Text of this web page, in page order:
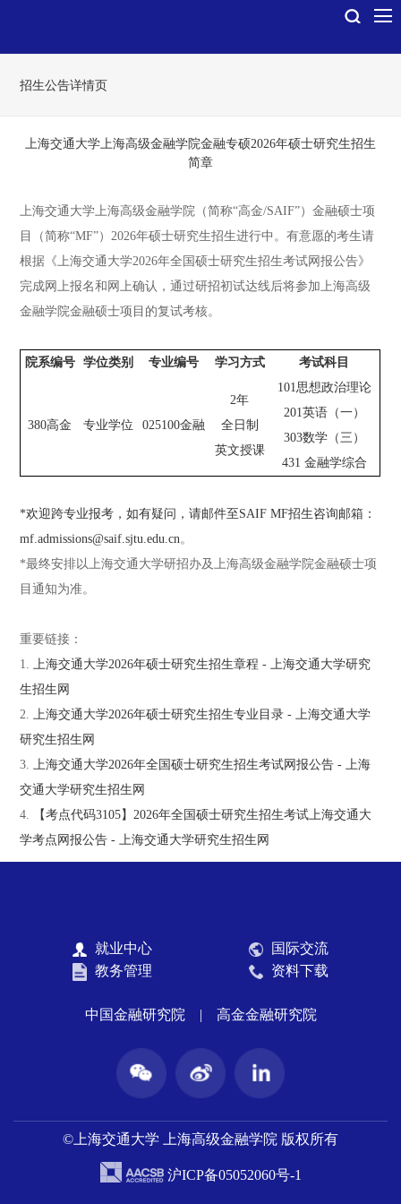
招生公告详情页
上海交通大学上海高级金融学院金融专硕2026年硕士研究生招生
简章
上海交通大学上海高级金融学院（简称“高金/SAIF”）金融硕士项
目（简称“MF”）2026年硕士研究生招生进行中。有意愿的考生请
根据《上海交通大学2026年全国硕士研究生招生考试网报公告》
完成网上报名和网上确认，通过研招初试达线后将参加上海高级
金融学院金融硕士项目的复试考核。
院系编号 学位类别 专业编号 学习方式 考试科目
380高金 专业学位 025100金融
2年
全日制
英文授课
101思想政治理论
201英语（一）
303数学（三）
431 金融学综合
*欢迎跨专业报考，如有疑问，请邮件至SAIF MF招生咨询邮箱：
mf.admissions@saif.sjtu.edu.cn。
*最终安排以上海交通大学研招办及上海高级金融学院金融硕士项
目通知为准。
重要链接：
1.上海交通大学2026年硕士研究生招生章程 - 上海交通大学研究
生招生网
2.上海交通大学2026年硕士研究生招生专业目录 - 上海交通大学
研究生招生网
3.上海交通大学2026年全国硕士研究生招生考试网报公告 - 上海
交通大学研究生招生网
4.
【考点代码3105】2026年全国硕士研究生招生考试上海交通大
学考点网报公告 - 上海交通大学研究生招生网
就业中心
国际交流
教务管理
资料下载
中国金融研究院 | 高金金融研究院
©上海交通大学 上海高级金融学院 版权所有
沪ICP备05052060号-1